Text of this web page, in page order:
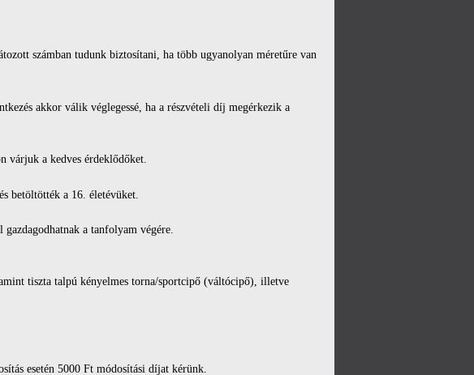
számban tudunk biztosítani, ha több ugyanolyan méretűre van
akkor válik véglegessé, ha a részvételi díj megérkezik a
várjuk a kedves érdeklődőket.
betöltötték a 16. életévüket.
a tanfolyam végére.
tiszta talpú kényelmes torna/sportcipő (váltócipő), illetve
esetén 5000 Ft módosítási díjat kérünk.